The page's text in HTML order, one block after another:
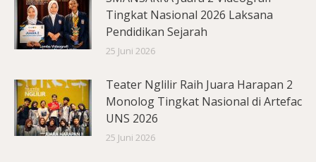
Tingkat Nasional 2026 Laksana
Pendidikan Sejarah
25 Juni 2026
Teater Nglilir Raih Juara Harapan 2
Monolog Tingkat Nasional di Artefac
UNS 2026
25 Juni 2026